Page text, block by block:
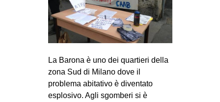
STUDENTI TSUNAMI
ZAM
MILANO
MOBILITAZIONI
SPAZI
SPORT POPOLARE
La Barona è uno dei quartieri della
zona Sud di Milano dove il
problema abitativo è diventato
esplosivo. Agli sgomberi si è